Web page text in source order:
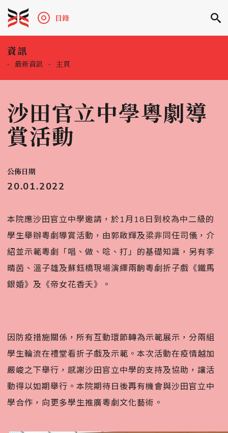
目錄
資訊
- 最新資訊 - 主頁
沙田官立中學粵劇導
賞活動
公佈日期
20.01.2022
本院應沙田官立中學邀請，於1月18日到校為中二級的
學生舉辦粵劇導賞活動，由郭啟輝及梁非同任司儀，介
紹並示範粵劇「唱、做、唸、打」的基礎知識，另有李
晴茵、溫子雄及蘇鈺橋現場演繹兩齣粵劇折子戲《鐵馬
銀婚》及《帝女花香夭》。
因防疫措施關係，所有互動環節轉為示範展示，分兩組
學生輪流在禮堂看折子戲及示範。本次活動在疫情越加
嚴峻之下舉行，感謝沙田官立中學的支持及協助，讓活
動得以如期舉行。本院期待日後再有機會與沙田官立中
學合作，向更多學生推廣粵劇文化藝術。